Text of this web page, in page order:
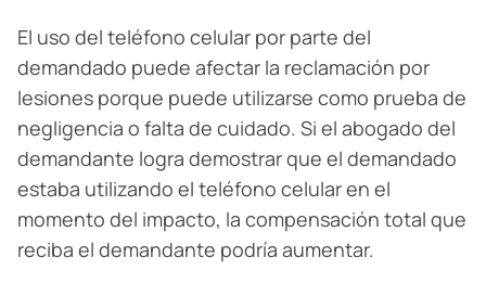
El uso del teléfono celular por parte del
demandado puede afectar la reclamación por
lesiones porque puede utilizarse como prueba de
negligencia o falta de cuidado. Si el abogado del
demandante logra demostrar que el demandado
estaba utilizando el teléfono celular en el
momento del impacto, la compensación total que
reciba el demandante podría aumentar.